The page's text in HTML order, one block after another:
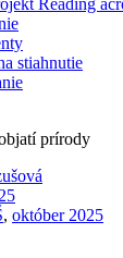
stiahnutie
, október 2025